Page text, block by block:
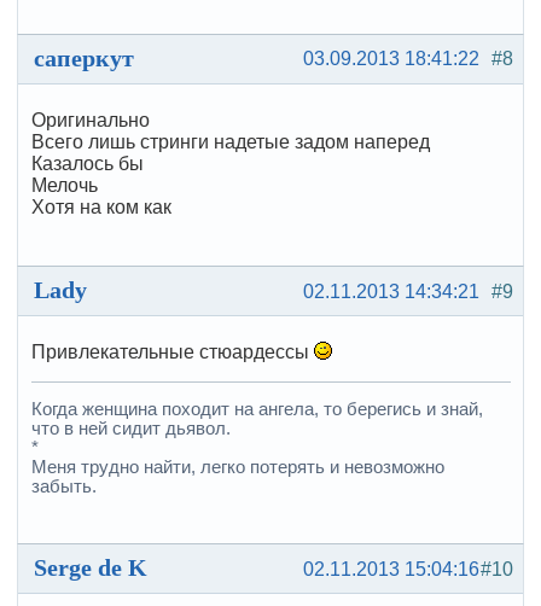
#8
03.09.2013 18:41:22
саперкут
Оригинально
Всего лишь стринги надетые задом наперед
Казалось бы
Мелочь
Хотя на ком как
#9
02.11.2013 14:34:21
Lady
Привлекательные стюардессы
Когда женщина походит на ангела, то берегись и знай,
что в ней сидит дьявол.
*
Меня трудно найти, легко потерять и невозможно
забыть.
#10
02.11.2013 15:04:16
Serge de K